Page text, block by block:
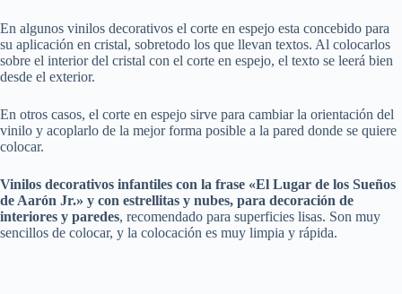
En algunos vinilos decorativos el corte en espejo esta concebido para
su aplicación en cristal, sobretodo los que llevan textos. Al colocarlos
sobre el interior del cristal con el corte en espejo, el texto se leerá bien
desde el exterior.
En otros casos, el corte en espejo sirve para cambiar la orientación del
vinilo y acoplarlo de la mejor forma posible a la pared donde se quiere
colocar.
Vinilos decorativos infantiles con la frase «El Lugar de los Sueños
de Aarón Jr.» y con estrellitas y nubes, para decoración de
interiores y paredes, recomendado para superficies lisas. Son muy
sencillos de colocar, y la colocación es muy limpia y rápida.